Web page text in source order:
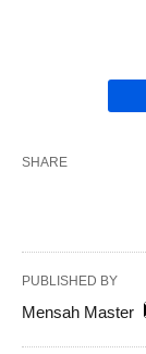
SHARE
PUBLISHED BY
Mensah Master